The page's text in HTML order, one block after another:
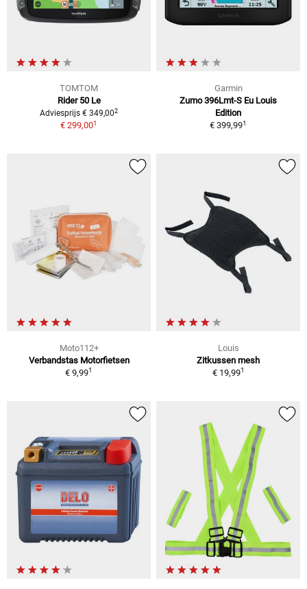
TOMTOM
Rider 50 Le
Adviesprijs € 349,002
€ 299,001
Garmin
Zumo 396Lmt-S Eu Louis
Edition
€ 399,991
Moto112+
Verbandstas Motorfietsen
€ 9,991
Louis
Zitkussen mesh
€ 19,991